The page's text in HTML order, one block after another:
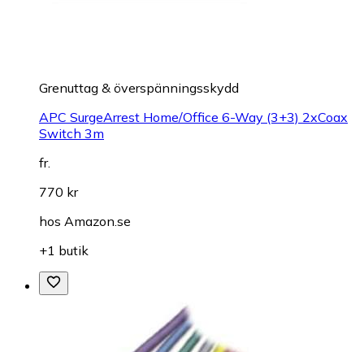
Grenuttag & överspänningsskydd
APC SurgeArrest Home/Office 6-Way (3+3) 2xCoax
Switch 3m
fr.
770 kr
hos Amazon.se
+1 butik